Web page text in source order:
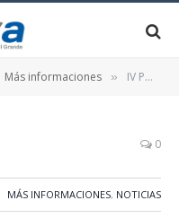
Más informaciones » IV Pasarela Centro
0
MÁS INFORMACIONES, NOTICIAS